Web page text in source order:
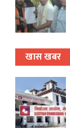
खास खबर